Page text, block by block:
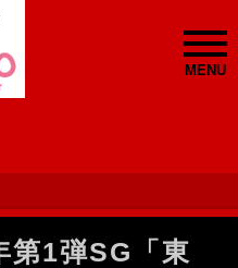
MENU
第1弾SG「東